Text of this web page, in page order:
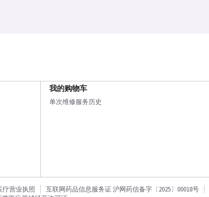
我的购物车
单次维修服务历史
疗营业执照 互联网药品信息服务证 沪网药信备字〔2025〕00018号